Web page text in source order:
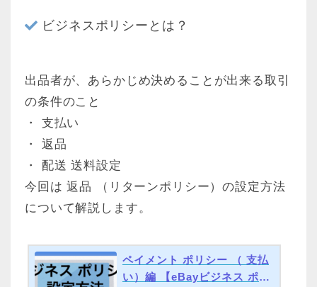
ビジネスポリシーとは？
出品者が、あらかじめ決めることが出来る取引
の条件のこと
・ 支払い
・ 返品
・ 配送 送料設定
今回は 返品 （リターンポリシー）の設定方法
について解説します。
ペイメント ポリシー （ 支払
い）編 【eBayビジネス ポリ